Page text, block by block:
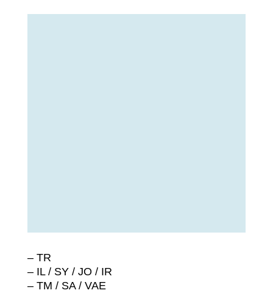
– TR
– IL / SY / JO / IR
– TM / SA / VAE